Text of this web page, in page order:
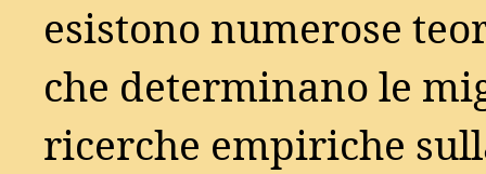
esistono numerose
che determinano le
ricerche empiriche